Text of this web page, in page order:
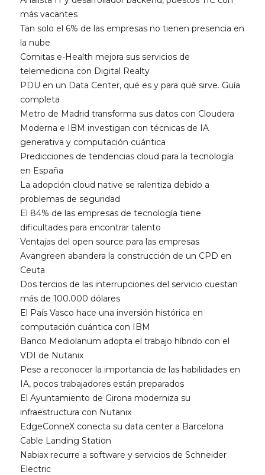
más vacantes
Tan solo el 6% de las empresas no tienen presencia en
la nube
Comitas e-Health mejora sus servicios de
telemedicina con Digital Realty
PDU en un Data Center, qué es y para qué sirve. Guía
completa
Metro de Madrid transforma sus datos con Cloudera
Moderna e IBM investigan con técnicas de IA
generativa y computación cuántica
Predicciones de tendencias cloud para la tecnología
en España
La adopción cloud native se ralentiza debido a
problemas de seguridad
El 84% de las empresas de tecnología tiene
dificultades para encontrar talento
Ventajas del open source para las empresas
Avangreen abandera la construcción de un CPD en
Ceuta
Dos tercios de las interrupciones del servicio cuestan
más de 100.000 dólares
El País Vasco hace una inversión histórica en
computación cuántica con IBM
Banco Mediolanum adopta el trabajo híbrido con el
VDI de Nutanix
Pese a reconocer la importancia de las habilidades en
IA, pocos trabajadores están preparados
El Ayuntamiento de Girona moderniza su
infraestructura con Nutanix
EdgeConneX conecta su data center a Barcelona
Cable Landing Station
Nabiax recurre a software y servicios de Schneider
Electric